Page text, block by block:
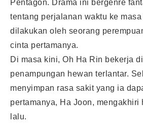
Pentagon. Drama ini bergenre
tentang perjalanan waktu ke
dilakukan oleh seorang
cinta pertamanya.
Di masa kini, Oh Ha Rin bekerja
penampungan hewan terlantar.
menyimpan rasa sakit yang ia
pertamanya, Ha Joon, mengakhiri
lalu.